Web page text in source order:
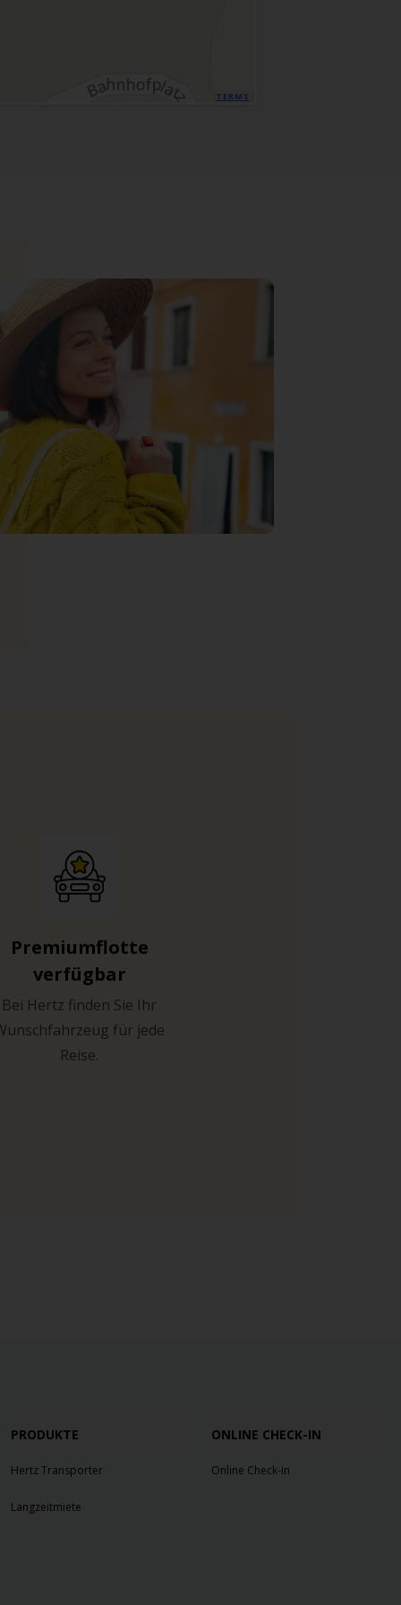
TERMS
Premiumflotte
verfügbar
Bei Hertz finden Sie Ihr
für jede
Reise.
PRODUKTE
Hertz Transporter
Langzeitmiete
ONLINE CHECK-IN
Online Check-in